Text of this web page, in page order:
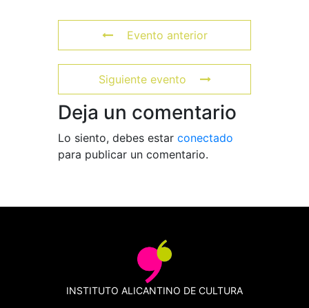
Evento anterior
Siguiente evento
Deja un comentario
Lo siento, debes estar conectado
para publicar un comentario.
INSTITUTO ALICANTINO DE CULTURA